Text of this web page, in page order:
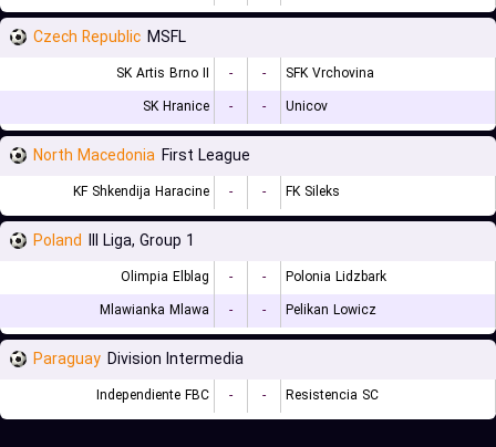
Czech Republic MSFL
SK Artis Brno II - -
SFK Vrchovina
SK Hranice
- - Unicov
North Macedonia First League
KF Shkendija Haracine - - FK Sileks
Poland III Liga, Group 1
Olimpia Elblag - -
Polonia Lidzbark
Mlawianka Mlawa
- - Pelikan Lowicz
Paraguay Division Intermedia
Independiente FBC - - Resistencia SC